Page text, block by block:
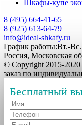
Шкафы-купе
8 (495) 664-41-65
8 (925) 613-64-79
info@ideal-shkafy.ru
График работы:Вт.-
Россия, Московская
© Copyright 2015-2020
заказ по
Бесплатный